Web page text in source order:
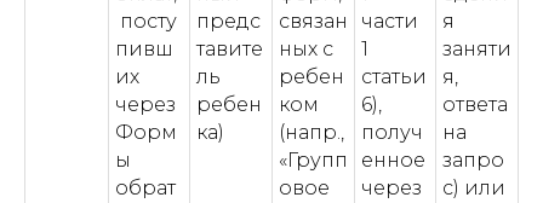
посту
пивш
их
через
Форм
ы
обрат
предс
тавите
ль
ребен
ка)
связан
ных с
ребен
ком
(напр.,
«Групп
овое
части
1
статьи
6),
получ
енное
через
я
заняти
я,
ответа
на
запро
с) или